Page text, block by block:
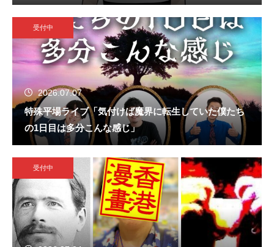
受付中
2026.07.07
特殊平場ライブ「気付けば魔界に転生していた僕たち
の1日目は多分こんな感じ」
受付中